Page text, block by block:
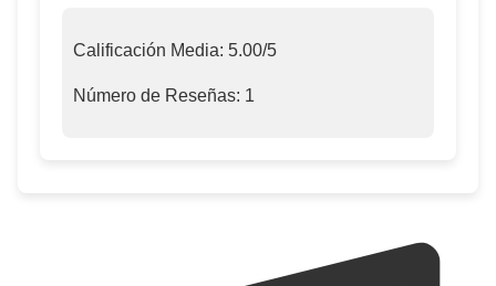
Calificación Media: 5.00/5
Número de Reseñas: 1